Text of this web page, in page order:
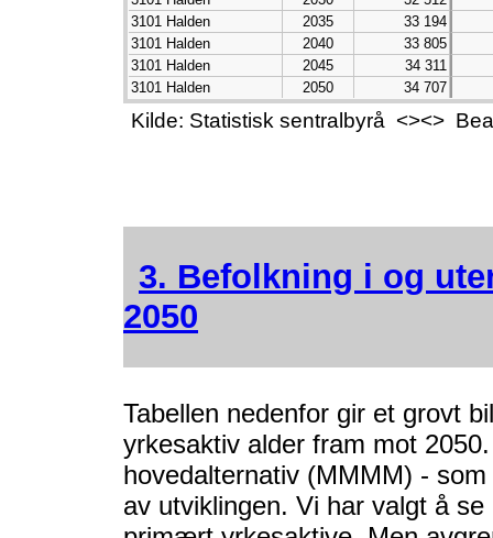
3101 Halden
2035
33 194
3101 Halden
2040
33 805
3101 Halden
2045
34 311
3101 Halden
2050 34 707
Kilde: Statistisk sentralbyrå <><>
3. Befolkning i og
2050
Tabellen nedenfor gir et grovt
yrkesaktiv alder fram mot
hovedalternativ (MMMM) -
av utviklingen. Vi har valgt å